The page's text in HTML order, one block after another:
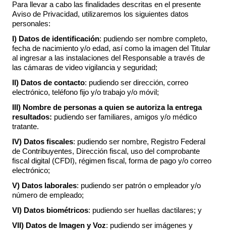
Para llevar a cabo las finalidades descritas en el presente
Aviso de Privacidad, utilizaremos los siguientes datos
personales:
I) Datos de identificación: pudiendo ser nombre completo,
fecha de nacimiento y/o edad, así como la imagen del Titular
al ingresar a las instalaciones del Responsable a través de
las cámaras de video vigilancia y seguridad;
II) Datos de contacto: pudiendo ser dirección, correo
electrónico, teléfono fijo y/o trabajo y/o móvil;
III) Nombre de personas a quien se autoriza la entrega
resultados: pudiendo ser familiares, amigos y/o médico
tratante.
IV) Datos fiscales: pudiendo ser nombre, Registro Federal
de Contribuyentes, Dirección fiscal, uso del comprobante
fiscal digital (CFDI), régimen fiscal, forma de pago y/o correo
electrónico;
V) Datos laborales: pudiendo ser patrón o empleador y/o
número de empleado;
VI) Datos biométricos: pudiendo ser huellas dactilares; y
VII) Datos de Imagen y Voz: pudiendo ser imágenes y